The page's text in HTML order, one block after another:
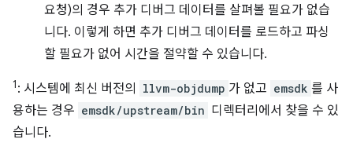
요청)의 경우 추가 디버그 데이터를 살펴볼 필요가 없습
니다. 이렇게 하면 추가 디버그 데이터를 로드하고 파싱
할 필요가 없어 시간을 절약할 수 있습니다.
1: 시스템에 최신 버전의 llvm-objdump 가 없고 emsdk 를 사
용하는 경우 emsdk/upstream/bin 디렉터리에서 찾을 수 있
습니다.